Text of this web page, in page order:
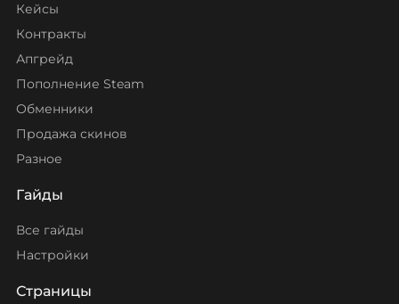
Кейсы
Контракты
Апгрейд
Пополнение Steam
Обменники
Продажа скинов
Разное
Гайды
Все гайды
Настройки
Страницы